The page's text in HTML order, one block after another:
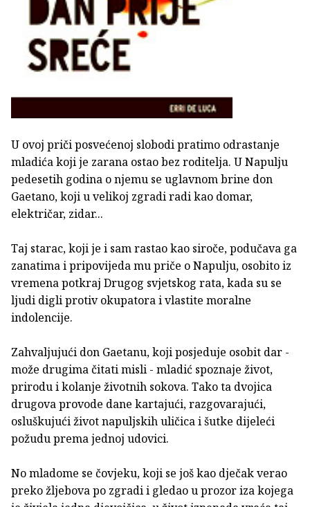
U ovoj priči posvećenoj slobodi pratimo odrastanje
mladića koji je zarana ostao bez roditelja. U Napulju
pedesetih godina o njemu se uglavnom brine don
Gaetano, koji u velikoj zgradi radi kao domar,
električar, zidar...
Taj starac, koji je i sam rastao kao siroče, podučava ga
zanatima i pripovijeda mu priče o Napulju, osobito iz
vremena potkraj Drugog svjetskog rata, kada su se
ljudi digli protiv okupatora i vlastite moralne
indolencije.
Zahvaljujući don Gaetanu, koji posjeduje osobit dar -
može drugima čitati misli - mladić spoznaje život,
prirodu i kolanje životnih sokova. Tako ta dvojica
drugova provode dane kartajući, razgovarajući,
osluškujući život napuljskih uličica i šutke dijeleći
požudu prema jednoj udovici.
No mladome se čovjeku, koji se još kao dječak verao
preko žljebova po zgradi i gledao u prozor iza kojega